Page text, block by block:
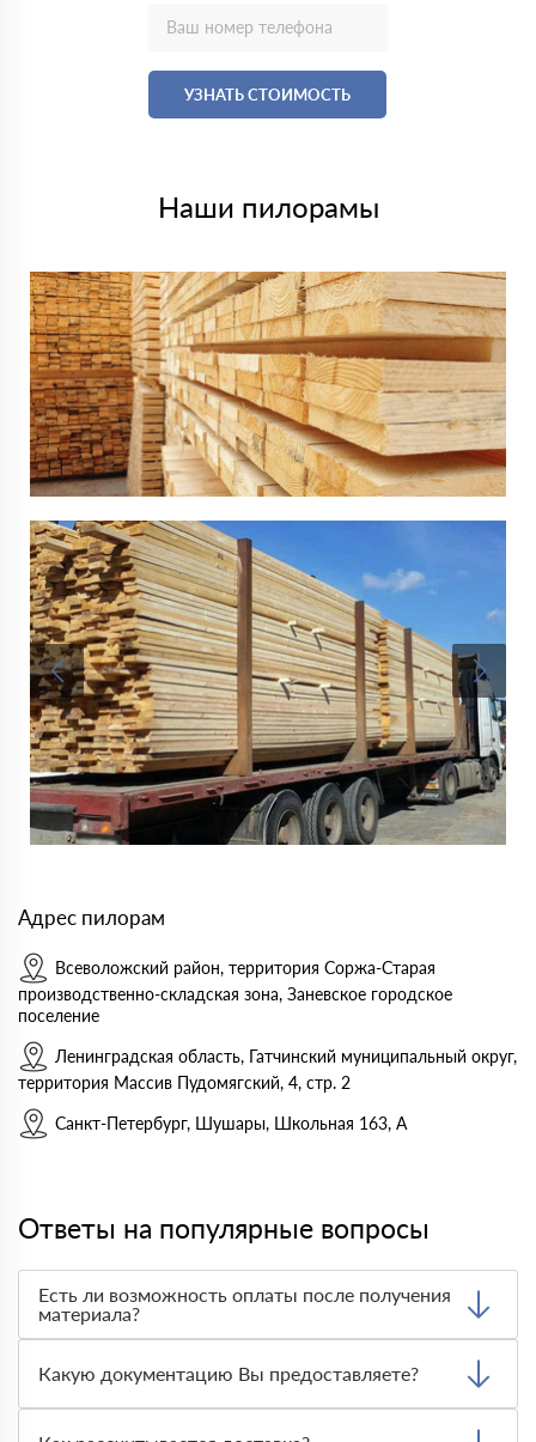
УЗНАТЬ СТОИМОСТЬ
Наши пилорамы
Адрес пилорам
Всеволожский район, территория Соржа-Старая
производственно-складская зона, Заневское городское
поселение
Ленинградская область, Гатчинский муниципальный округ,
территория Массив Пудомягский, 4, стр. 2
Санкт-Петербург, Шушары, Школьная 163, А
Ответы на популярные вопросы
Есть ли возможность оплаты после получения
материала?
оплата по факту получения товара. При этом, если
доставленный товар был ненадлежащего качества, то
Вы вправе от него отказаться.
Какую документацию Вы предоставляете?